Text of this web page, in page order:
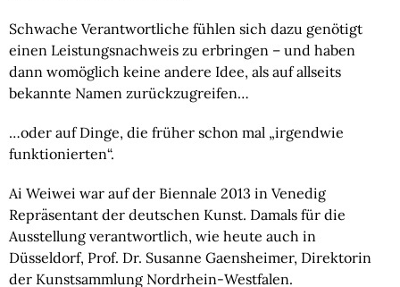
Schwache Verantwortliche fühlen sich dazu genötigt
einen Leistungsnachweis zu erbringen – und haben
dann womöglich keine andere Idee, als auf allseits
bekannte Namen zurückzugreifen…
…oder auf Dinge, die früher schon mal „irgendwie
funktionierten“.
Ai Weiwei war auf der Biennale 2013 in Venedig
Repräsentant der deutschen Kunst. Damals für die
Ausstellung verantwortlich, wie heute auch in
Düsseldorf, Prof. Dr. Susanne Gaensheimer, Direktorin
der Kunstsammlung Nordrhein-Westfalen.